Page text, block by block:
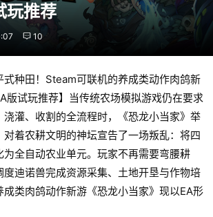
玩推荐
10
式种田！Steam可联机的养成类动作肉鸽新
版试玩推荐】当传统农场模拟游戏仍在要求
灌、收割的全流程时，《恐龙小当家》举
着农耕文明的神坛宣告了一场叛乱：将四
全自动农业单元。玩家不再需要弯腰耕
迪诺兽完成资源采集、土地开垦与作物培
成类肉鸽动作新游《恐龙小当家》现以EA形